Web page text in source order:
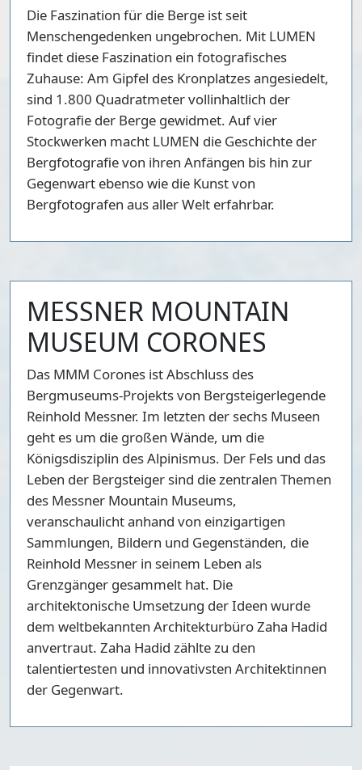
Die Faszination für die Berge ist seit
Menschengedenken ungebrochen. Mit LUMEN
findet diese Faszination ein fotografisches
Zuhause: Am Gipfel des Kronplatzes angesiedelt,
sind 1.800 Quadratmeter vollinhaltlich der
Fotografie der Berge gewidmet. Auf vier
Stockwerken macht LUMEN die Geschichte der
Bergfotografie von ihren Anfängen bis hin zur
Gegenwart ebenso wie die Kunst von
Bergfotografen aus aller Welt erfahrbar.
MESSNER MOUNTAIN
MUSEUM CORONES
Das MMM Corones ist Abschluss des
Bergmuseums-Projekts von Bergsteigerlegende
Reinhold Messner. Im letzten der sechs Museen
geht es um die großen Wände, um die
Königsdisziplin des Alpinismus. Der Fels und das
Leben der Bergsteiger sind die zentralen Themen
des Messner Mountain Museums,
veranschaulicht anhand von einzigartigen
Sammlungen, Bildern und Gegenständen, die
Reinhold Messner in seinem Leben als
Grenzgänger gesammelt hat. Die
architektonische Umsetzung der Ideen wurde
dem weltbekannten Architekturbüro Zaha Hadid
anvertraut. Zaha Hadid zählte zu den
talentiertesten und innovativsten Architektinnen
der Gegenwart.